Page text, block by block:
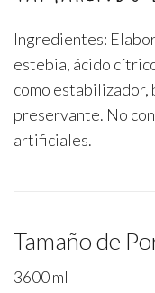
Ingredientes:
estebia, ácido
como estabilizador,
preservante. No
artificiales.
Tamaño de
3600 ml